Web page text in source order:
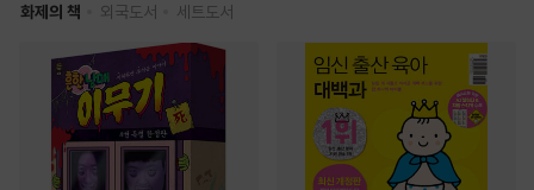
화제의 책 외국도서 세트도서